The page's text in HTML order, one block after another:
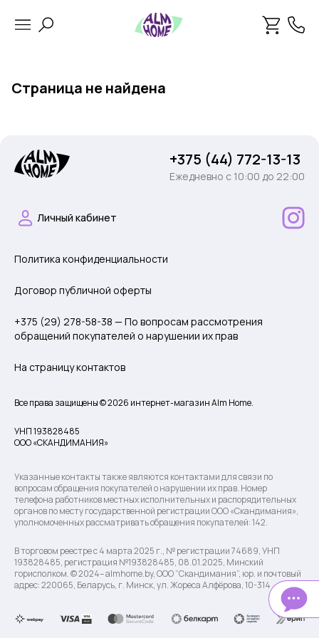
Страница не найдена
+375 (44) 772-13-13
Ежедневно c 10:00 до 22:00
Личный кабинет
Политика конфиденциальности
Договор публичной оферты
+375 (29) 278-58-38 — По вопросам рассмотрения
обращений покупателей о нарушении их прав
На страницу контактов
Все права защищены © 2026 интернет-магазин Alm Home.
УНП 193828485
ООО «СКАНДИМАНИЯ»
Указанные контакты также являются контактами для связи по
вопросам обращения покупателей о нарушении их прав. Номер
телефона работников местных исполнительных и распорядительных
органов по месту государственной регистрации ООО «Скандимания»,
уполномоченных рассматривать обращения покупателей: 142.
В торговом реестре с 4 марта 2025 г., № регистрации 74689, УНП
193828485, регистрация №193828485, 08.01.2025, Минский
горисполком. © 2024– almhome.by, ООО “Скандимания”, юр. и почтовый
адрес: 220065, Беларусь, г. Минск, ул. Жореса Алфёрова, 10-314